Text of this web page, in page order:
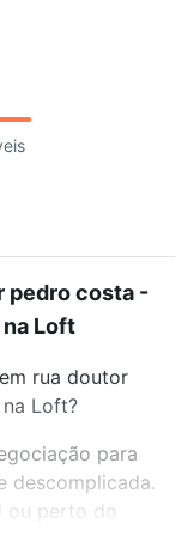
pedro costa -
Loft
rua doutor
Loft?
para
descomplicada.
ou perto do